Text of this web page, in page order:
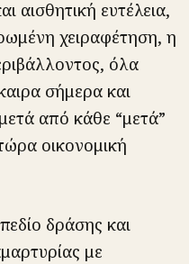
αισθητική ευτέλεια,
χειραφέτηση, η
όλα
σήμερα και
από κάθε “μετά”
οικονομική
δράσης και
με